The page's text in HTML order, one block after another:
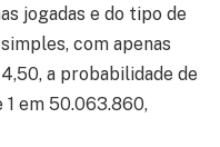
jogadas e do tipo de
com apenas
a probabilidade de
em 50.063.860,